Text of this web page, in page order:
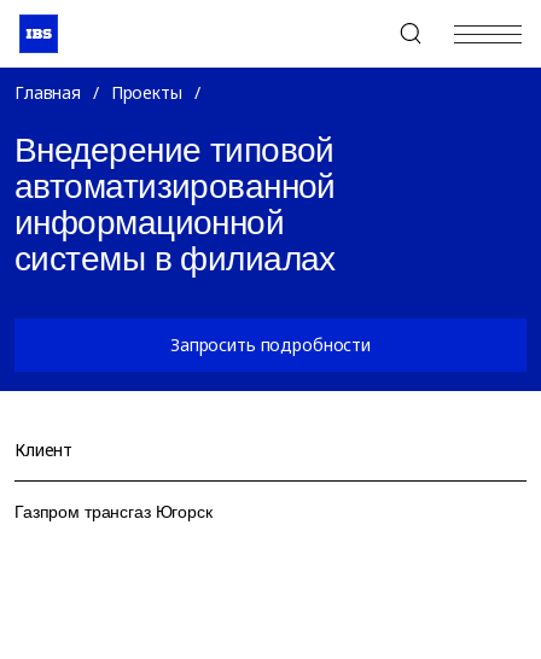
+7 (495) 967-80-80
Главная / Проекты /
Внедерение типовой
автоматизированной
информационной
системы в филиалах
Запросить подробности
Клиент
Газпром трансгаз Югорск